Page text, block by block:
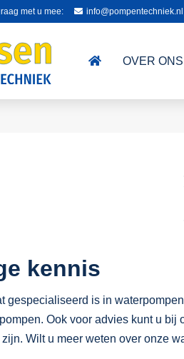
met u mee: info@pompentechniek.nl
OVER ONS
kennis
gespecialiseerd is in
Ook voor advies kunt u
Wilt u meer weten over onze